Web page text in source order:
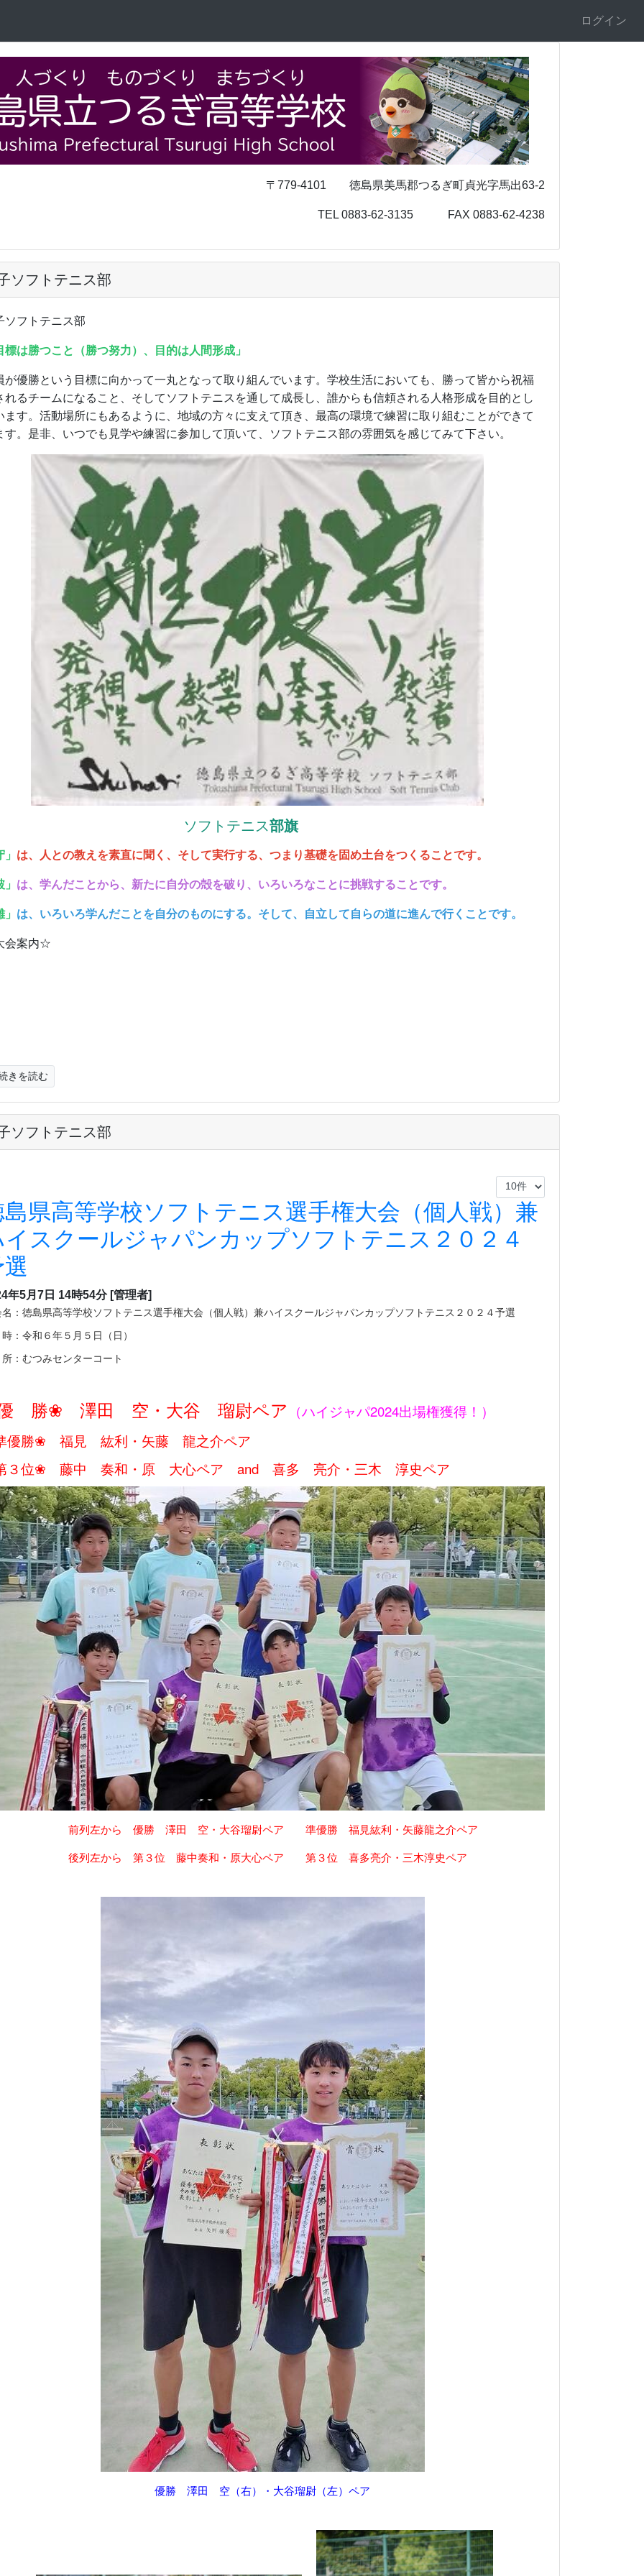
ログイン
〒779-4101 徳島県美馬郡つるぎ町貞光字馬出63-2
TEL 0883-62-3135 FAX 0883-62-4238
ソフトテニス部
ソフトテニス部
標は勝つこと（勝つ努力）、目的は人間形成」
が優勝という目標に向かって一丸となって取り組んでいます。学校生活においても、勝って皆から祝福
れるチームになること、そしてソフトテニスを通して成長し、誰からも信頼される人格形成を目的とし
ます。活動場所にもあるように、地域の方々に支えて頂き、最高の環境で練習に取り組むことができて
す。是非、いつでも見学や練習に参加して頂いて、ソフトテニス部の雰囲気を感じてみて下さい。
フトテニス部旗
は、人との教えを素直に聞く、そして実行する、つまり基礎を固め土台をつくることです。
は、学んだことから、新たに自分の殻を破り、いろいろなことに挑戦することです。
は、いろいろ学んだことを自分のものにする。そして、自立して自らの道に進んで行くことです。
会案内☆
きを読む
ソフトテニス部
島県高等学校ソフトテニス選手権大会（個人戦）兼
イスクールジャパンカップソフトテニス２０２４
年5月7日 14時54分 [管理者]
：徳島県高等学校ソフトテニス選手権大会（個人戦）兼ハイスクールジャパンカップソフトテニス２０２４予選
：令和６年５月５日（日）
：むつみセンターコート
勝❀ 澤田 空・大谷 瑠尉ペア （ハイジャパ2024出場権獲得！）
優勝❀ 福見 紘利・矢藤 龍之介ペア
３位❀ 藤中 奏和・原 大心ペア and 喜多 亮介・三木 淳史ペア
左から 優勝 澤田 空・大谷瑠尉ペア 準優勝 福見紘利・矢藤龍之介ペア
左から 第３位 藤中奏和・原大心ペア 第３位 喜多亮介・三木淳史ペア
優勝 澤田 空（右）・大谷瑠尉（左）ペア